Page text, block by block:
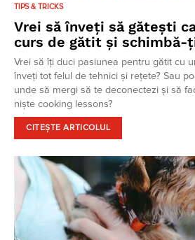
TIPS & TRICKS
Vrei să înveți să gătești
curs de gătit și schimbă-
Vrei să îți duci pasiunea pentru gătit cu
înveți tot felul de tehnici și rețete? Sau
unde să mergi să te deconectezi și să
niște cooking lessons?
CITEȘTE ARTICOLUL